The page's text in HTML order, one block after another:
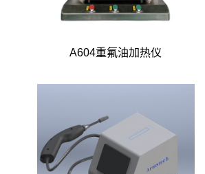
A604重氟油加热仪